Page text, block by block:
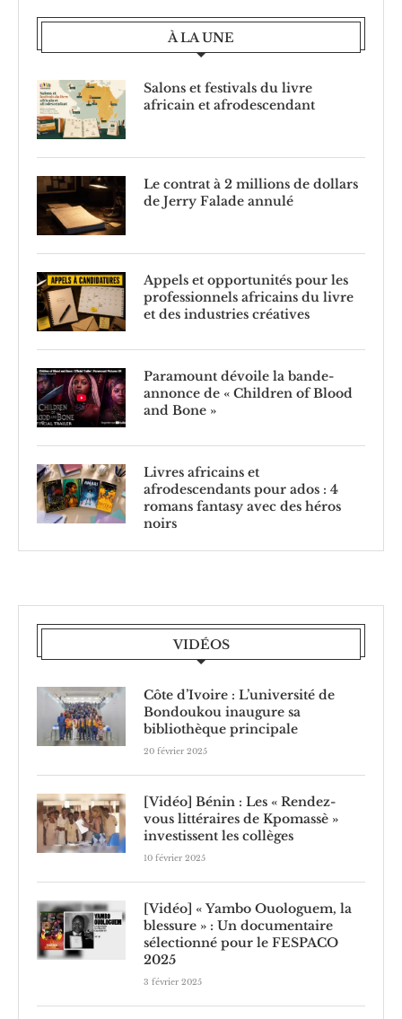
À LA UNE
Salons et festivals du livre
africain et afrodescendant
Le contrat à 2 millions de dollars
de Jerry Falade annulé
Appels et opportunités pour les
professionnels africains du livre
et des industries créatives
Paramount dévoile la bande-
annonce de « Children of Blood
and Bone »
Livres africains et
afrodescendants pour ados : 4
romans fantasy avec des héros
noirs
VIDÉOS
Côte d’Ivoire : L’université de
Bondoukou inaugure sa
bibliothèque principale
20 février 2025
[Vidéo] Bénin : Les « Rendez-
vous littéraires de Kpomassè »
investissent les collèges
10 février 2025
[Vidéo] « Yambo Ouologuem, la
blessure » : Un documentaire
sélectionné pour le FESPACO
2025
3 février 2025